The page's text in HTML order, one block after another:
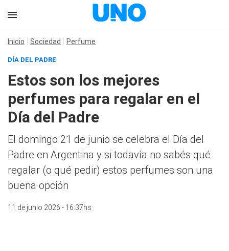
Inicio Sociedad Perfume
DÍA DEL PADRE
Estos son los mejores
perfumes para regalar en el
Día del Padre
El domingo 21 de junio se celebra el Día del
Padre en Argentina y si todavía no sabés qué
regalar (o qué pedir) estos perfumes son una
buena opción
11 de junio 2026 - 16:37hs